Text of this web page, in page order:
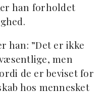
han forholdet
han: ”Det er ikke
men
de er beviset for
hos mennesket